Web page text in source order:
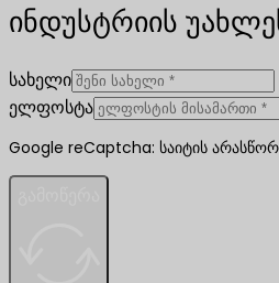
ინდუსტრიის
სახელი
ელფოსტა
Google reCaptcha: საიტის